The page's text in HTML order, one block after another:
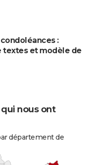
:
textes et modèle de
nous ont
département de